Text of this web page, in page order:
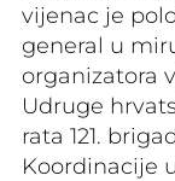
vijenac je
general u
organizatora
Udruge
rata 121.
Koordinacije